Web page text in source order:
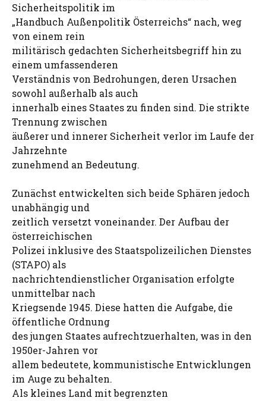
Sicherheitspolitik im
„Handbuch Außenpolitik Österreichs“ nach, weg
von einem rein
militärisch gedachten Sicherheitsbegriff hin zu
einem umfassenderen
Verständnis von Bedrohungen, deren Ursachen
sowohl außerhalb als auch
innerhalb eines Staates zu finden sind. Die strikte
Trennung zwischen
äußerer und innerer Sicherheit verlor im Laufe der
Jahrzehnte
zunehmend an Bedeutung.
Zunächst entwickelten sich beide Sphären jedoch
unabhängig und
zeitlich versetzt voneinander. Der Aufbau der
österreichischen
Polizei inklusive des Staatspolizeilichen Dienstes
(STAPO) als
nachrichtendienstlicher Organisation erfolgte
unmittelbar nach
Kriegsende 1945. Diese hatten die Aufgabe, die
öffentliche Ordnung
des jungen Staates aufrechtzuerhalten, was in den
1950er-Jahren vor
allem bedeutete, kommunistische Entwicklungen
im Auge zu behalten.
Als kleines Land mit begrenzten